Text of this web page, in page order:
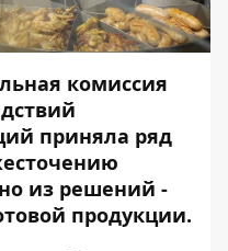
комиссия
приняла ряд
из решений -
продукции.